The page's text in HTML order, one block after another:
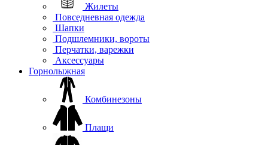
Жилеты
Повседневная одежда
Шапки
Подшлемники, вороты
Перчатки, варежки
Аксессуары
Горнолыжная
Комбинезоны
Плащи